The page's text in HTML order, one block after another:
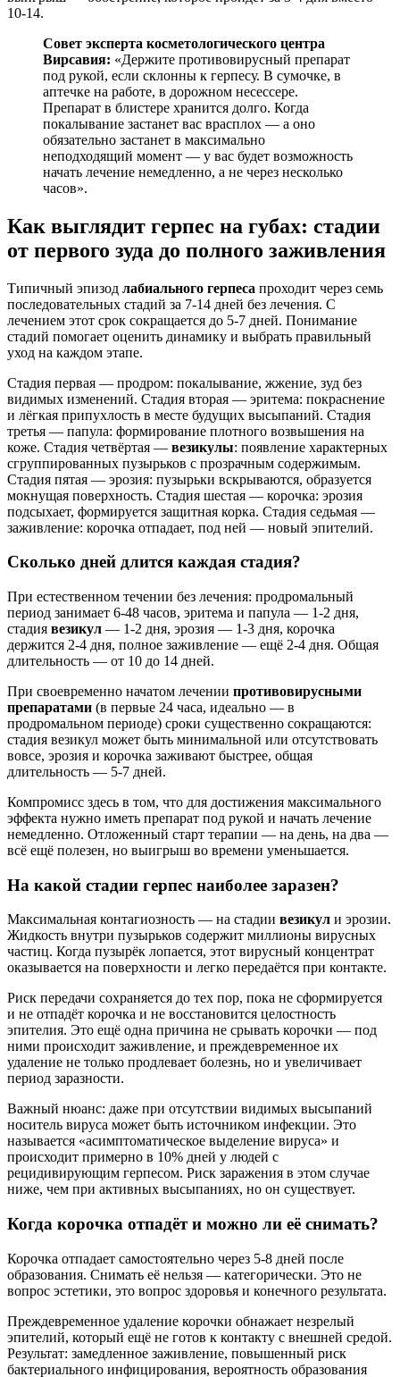
10-14.
Совет эксперта косметологического центра
Вирсавия: «Держите противовирусный препарат
под рукой, если склонны к герпесу. В сумочке, в
аптечке на работе, в дорожном несессере.
Препарат в блистере хранится долго. Когда
покалывание застанет вас врасплох — а оно
обязательно застанет в максимально
неподходящий момент — у вас будет возможность
начать лечение немедленно, а не через несколько
часов».
Как выглядит герпес на губах: стадии
от первого зуда до полного заживления
Типичный эпизод лабиального герпеса проходит через семь
последовательных стадий за 7-14 дней без лечения. С
лечением этот срок сокращается до 5-7 дней. Понимание
стадий помогает оценить динамику и выбрать правильный
уход на каждом этапе.
Стадия первая — продром: покалывание, жжение, зуд без
видимых изменений. Стадия вторая — эритема: покраснение
и лёгкая припухлость в месте будущих высыпаний. Стадия
третья — папула: формирование плотного возвышения на
коже. Стадия четвёртая — везикулы: появление характерных
сгруппированных пузырьков с прозрачным содержимым.
Стадия пятая — эрозия: пузырьки вскрываются, образуется
мокнущая поверхность. Стадия шестая — корочка: эрозия
подсыхает, формируется защитная корка. Стадия седьмая —
заживление: корочка отпадает, под ней — новый эпителий.
Сколько дней длится каждая стадия?
При естественном течении без лечения: продромальный
период занимает 6-48 часов, эритема и папула — 1-2 дня,
стадия везикул — 1-2 дня, эрозия — 1-3 дня, корочка
держится 2-4 дня, полное заживление — ещё 2-4 дня. Общая
длительность — от 10 до 14 дней.
При своевременно начатом лечении противовирусными
препаратами (в первые 24 часа, идеально — в
продромальном периоде) сроки существенно сокращаются:
стадия везикул может быть минимальной или отсутствовать
вовсе, эрозия и корочка заживают быстрее, общая
длительность — 5-7 дней.
Компромисс здесь в том, что для достижения максимального
эффекта нужно иметь препарат под рукой и начать лечение
немедленно. Отложенный старт терапии — на день, на два —
всё ещё полезен, но выигрыш во времени уменьшается.
На какой стадии герпес наиболее заразен?
Максимальная контагиозность — на стадии везикул и эрозии.
Жидкость внутри пузырьков содержит миллионы вирусных
частиц. Когда пузырёк лопается, этот вирусный концентрат
оказывается на поверхности и легко передаётся при контакте.
Риск передачи сохраняется до тех пор, пока не сформируется
и не отпадёт корочка и не восстановится целостность
эпителия. Это ещё одна причина не срывать корочки — под
ними происходит заживление, и преждевременное их
удаление не только продлевает болезнь, но и увеличивает
период заразности.
Важный нюанс: даже при отсутствии видимых высыпаний
носитель вируса может быть источником инфекции. Это
называется «асимптоматическое выделение вируса» и
происходит примерно в 10% дней у людей с
рецидивирующим герпесом. Риск заражения в этом случае
ниже, чем при активных высыпаниях, но он существует.
Когда корочка отпадёт и можно ли её снимать?
Корочка отпадает самостоятельно через 5-8 дней после
образования. Снимать её нельзя — категорически. Это не
вопрос эстетики, это вопрос здоровья и конечного результата.
Преждевременное удаление корочки обнажает незрелый
эпителий, который ещё не готов к контакту с внешней средой.
Результат: замедленное заживление, повышенный риск
бактериального инфицирования, вероятность образования